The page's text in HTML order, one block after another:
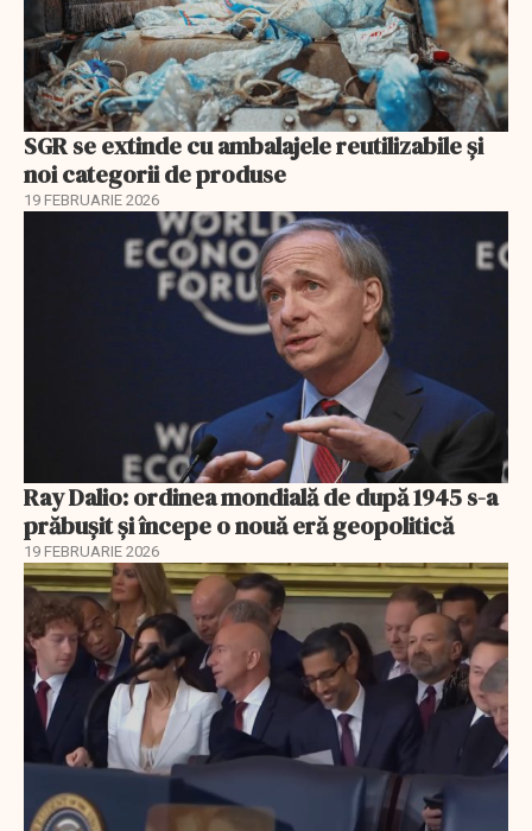
SGR se extinde cu ambalajele reutilizabile și
noi categorii de produse
19 FEBRUARIE 2026
Ray Dalio: ordinea mondială de după 1945 s-a
prăbușit și începe o nouă eră geopolitică
19 FEBRUARIE 2026